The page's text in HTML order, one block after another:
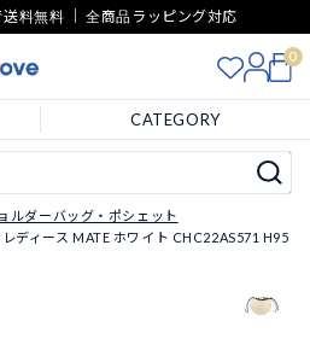
料無料 ｜ 全商品ラッピング対応
0
CATEGORY
ルダーバッグ・ポシェット
ディース MATE ホワイト CHC22AS571 H95